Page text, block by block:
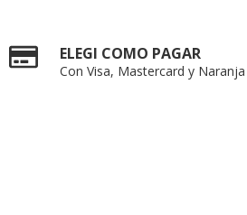
ELEGI COMO PAGAR
Con Visa, Mastercard y Naranja